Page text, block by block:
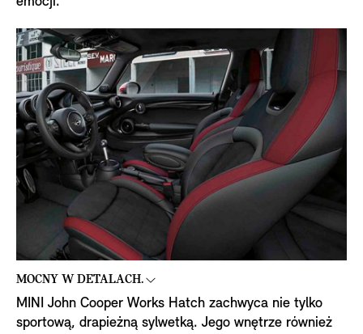
MOCNY W DETALACH.
MINI John Cooper Works Hatch zachwyca nie tylko
sportową, drapieżną sylwetką. Jego wnętrze również